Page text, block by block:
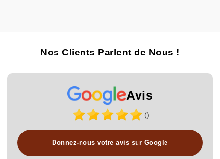
Nos Clients Parlent de Nous !
Avis
()
Donnez-nous votre avis sur Google